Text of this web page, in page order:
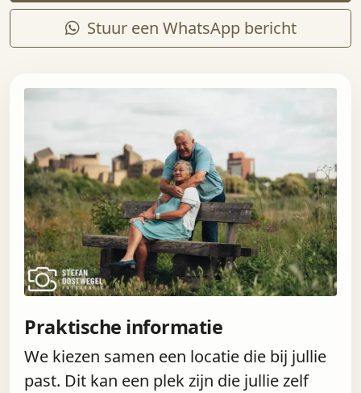
Stuur een WhatsApp bericht
Praktische informatie
We kiezen samen een locatie die bij jullie
past. Dit kan een plek zijn die jullie zelf